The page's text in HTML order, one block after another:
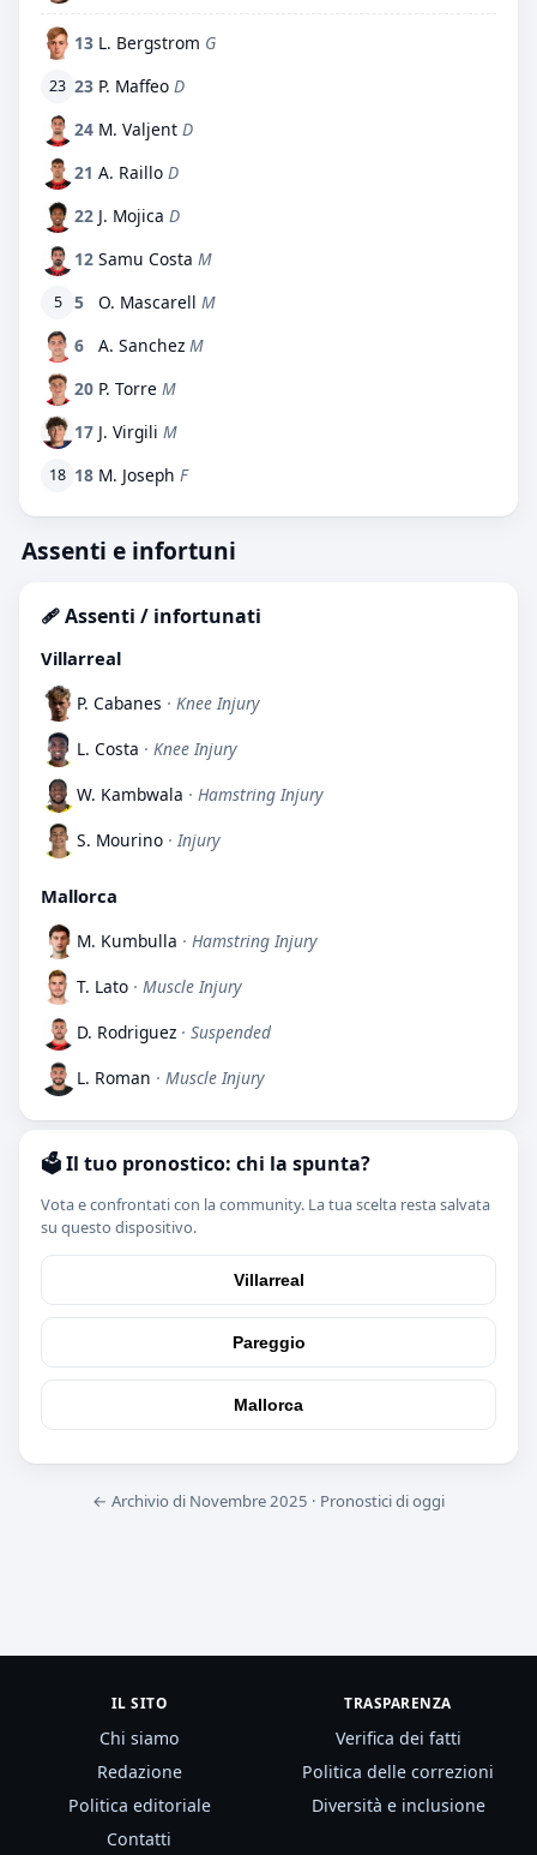
13 L. Bergstrom G
23 23 P. Maffeo D
24 M. Valjent D
21 A. Raillo D
22 J. Mojica D
12 Samu Costa M
5 5 O. Mascarell M
6
A. Sanchez M
20 P. Torre M
17 J. Virgili M
18 18 M. Joseph F
Assenti e infortuni
🩹 Assenti / infortunati
Villarreal
P. Cabanes · Knee Injury
L. Costa · Knee Injury
W. Kambwala · Hamstring Injury
S. Mourino · Injury
Mallorca
M. Kumbulla · Hamstring Injury
T. Lato · Muscle Injury
D. Rodriguez · Suspended
L. Roman · Muscle Injury
🗳️ Il tuo pronostico: chi la spunta?
Vota e confrontati con la community. La tua scelta resta salvata
su questo dispositivo.
Villarreal
Pareggio
Mallorca
← Archivio di Novembre 2025 · Pronostici di oggi
IL SITO
Chi siamo
Redazione
Politica editoriale
Contatti
TRASPARENZA
Verifica dei fatti
Politica delle correzioni
Diversità e inclusione